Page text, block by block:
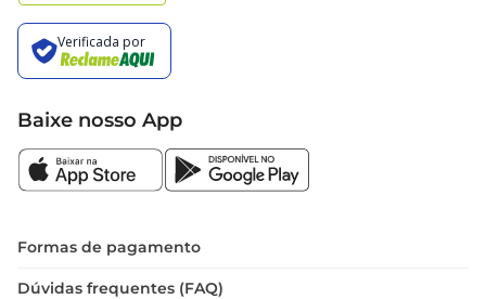
Baixe nosso App
Formas de pagamento
Dúvidas frequentes (FAQ)